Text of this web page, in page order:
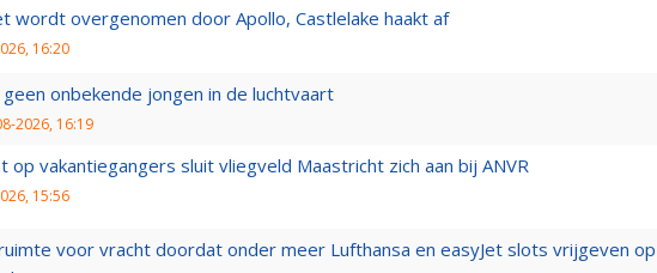
wordt overgenomen door Apollo, Castlelake haakt af
16:20
geen onbekende jongen in de luchtvaart
2026, 16:19
op vakantiegangers sluit vliegveld Maastricht zich aan bij ANVR
15:56
voor vracht doordat onder meer Lufthansa en easyJet slots vrijgeven op